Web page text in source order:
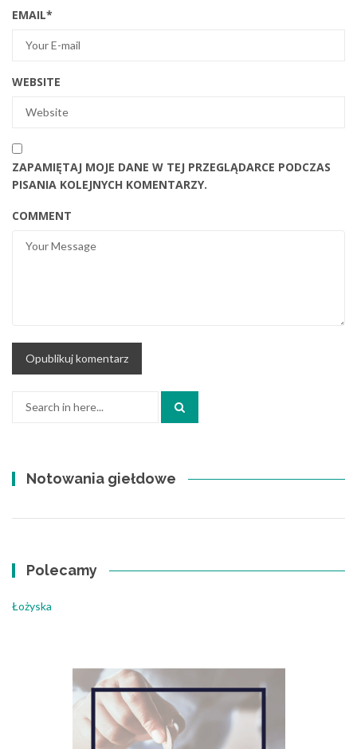
EMAIL*
WEBSITE
ZAPAMIĘTAJ MOJE DANE W TEJ PRZEGLĄDARCE PODCZAS
PISANIA KOLEJNYCH KOMENTARZY.
COMMENT
Notowania giełdowe
Polecamy
Łożyska